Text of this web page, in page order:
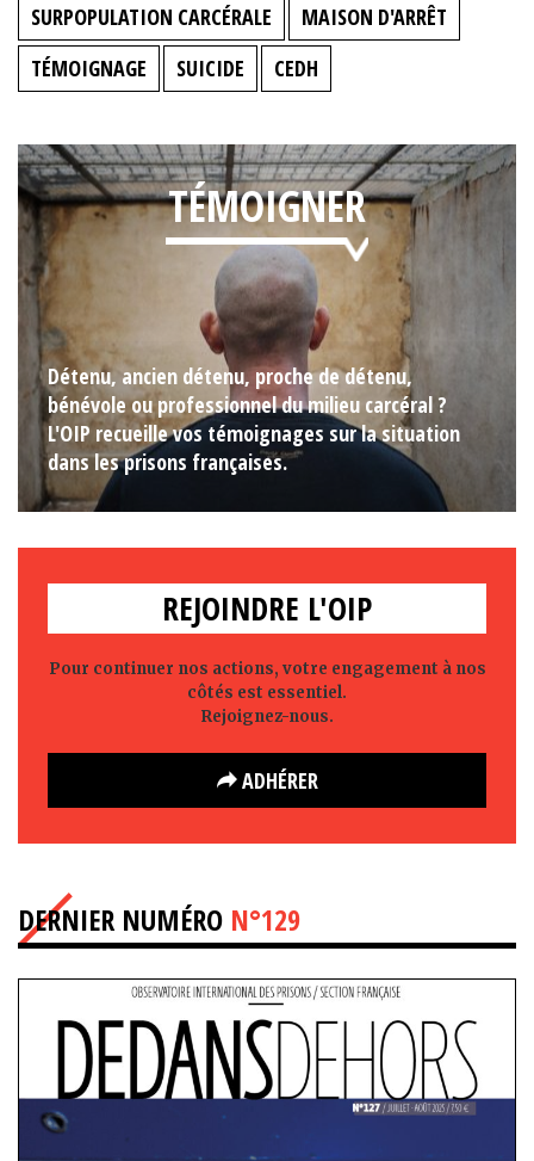
SURPOPULATION CARCÉRALE
MAISON D'ARRÊT
TÉMOIGNAGE
SUICIDE CEDH
TÉMOIGNER
Détenu, ancien détenu, proche de détenu,
bénévole ou professionnel du milieu carcéral ?
L'OIP recueille vos témoignages sur la situation
dans les prisons françaises.
REJOINDRE L'OIP
Pour continuer nos actions, votre engagement à nos
côtés est essentiel.
Rejoignez-nous.
ADHÉRER
DERNIER NUMÉRO N°129